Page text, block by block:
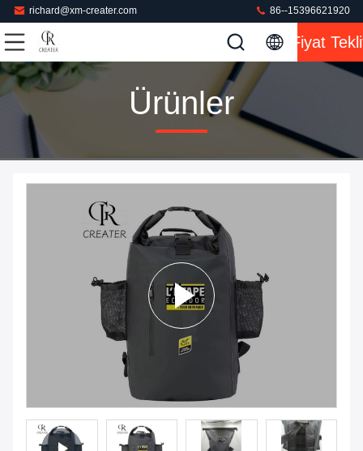
richard@xm-creater.com 86--15396621920
Fiyat
Ürünler